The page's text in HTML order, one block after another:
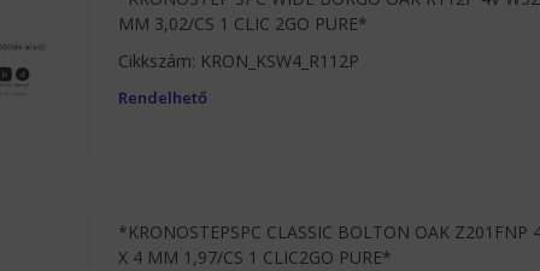
MM 3,02/CS 1 CLIC 2GO PURE*
Cikkszám: KRON_KSW4_R112P
Rendelhető
*KRONOSTEPSPC CLASSIC BOLTON OAK Z201FNP
X 4 MM 1,97/CS 1 CLIC2GO PURE*